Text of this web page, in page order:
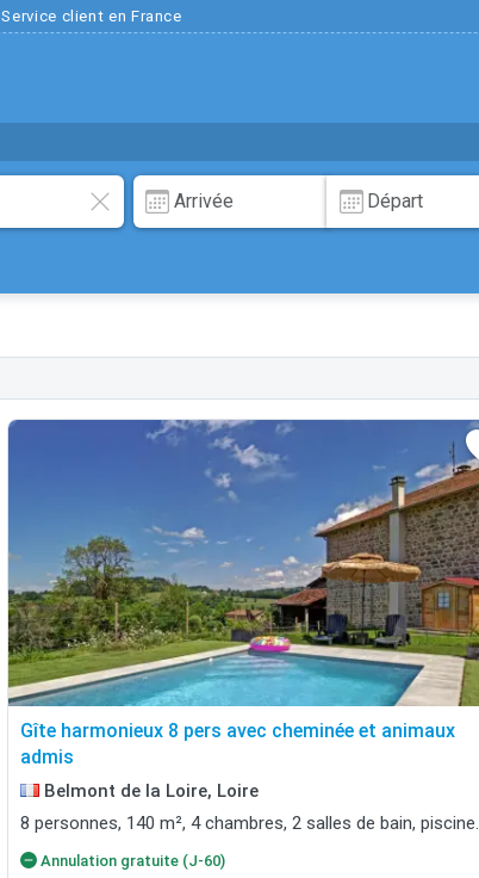
Service client en France
Gîte harmonieux 8 pers avec cheminée et animaux
admis
Belmont de la Loire, Loire
8 personnes, 140 m², 4 chambres, 2 salles de bain, piscine.
Annulation gratuite (J-60)